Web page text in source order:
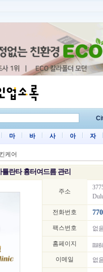
마 바 사 아 자
케어
란타 흉터여드름 관리
주소
전화번호
팩스번호 없
홈페이지
이메일 없